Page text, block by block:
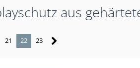
aus
21 22 23